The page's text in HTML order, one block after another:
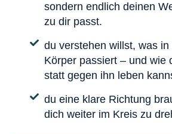
sondern endlich deinen
zu dir passt.
du verstehen willst, was in
Körper passiert – und wie
statt gegen ihn leben
du eine klare Richtung
dich weiter im Kreis zu